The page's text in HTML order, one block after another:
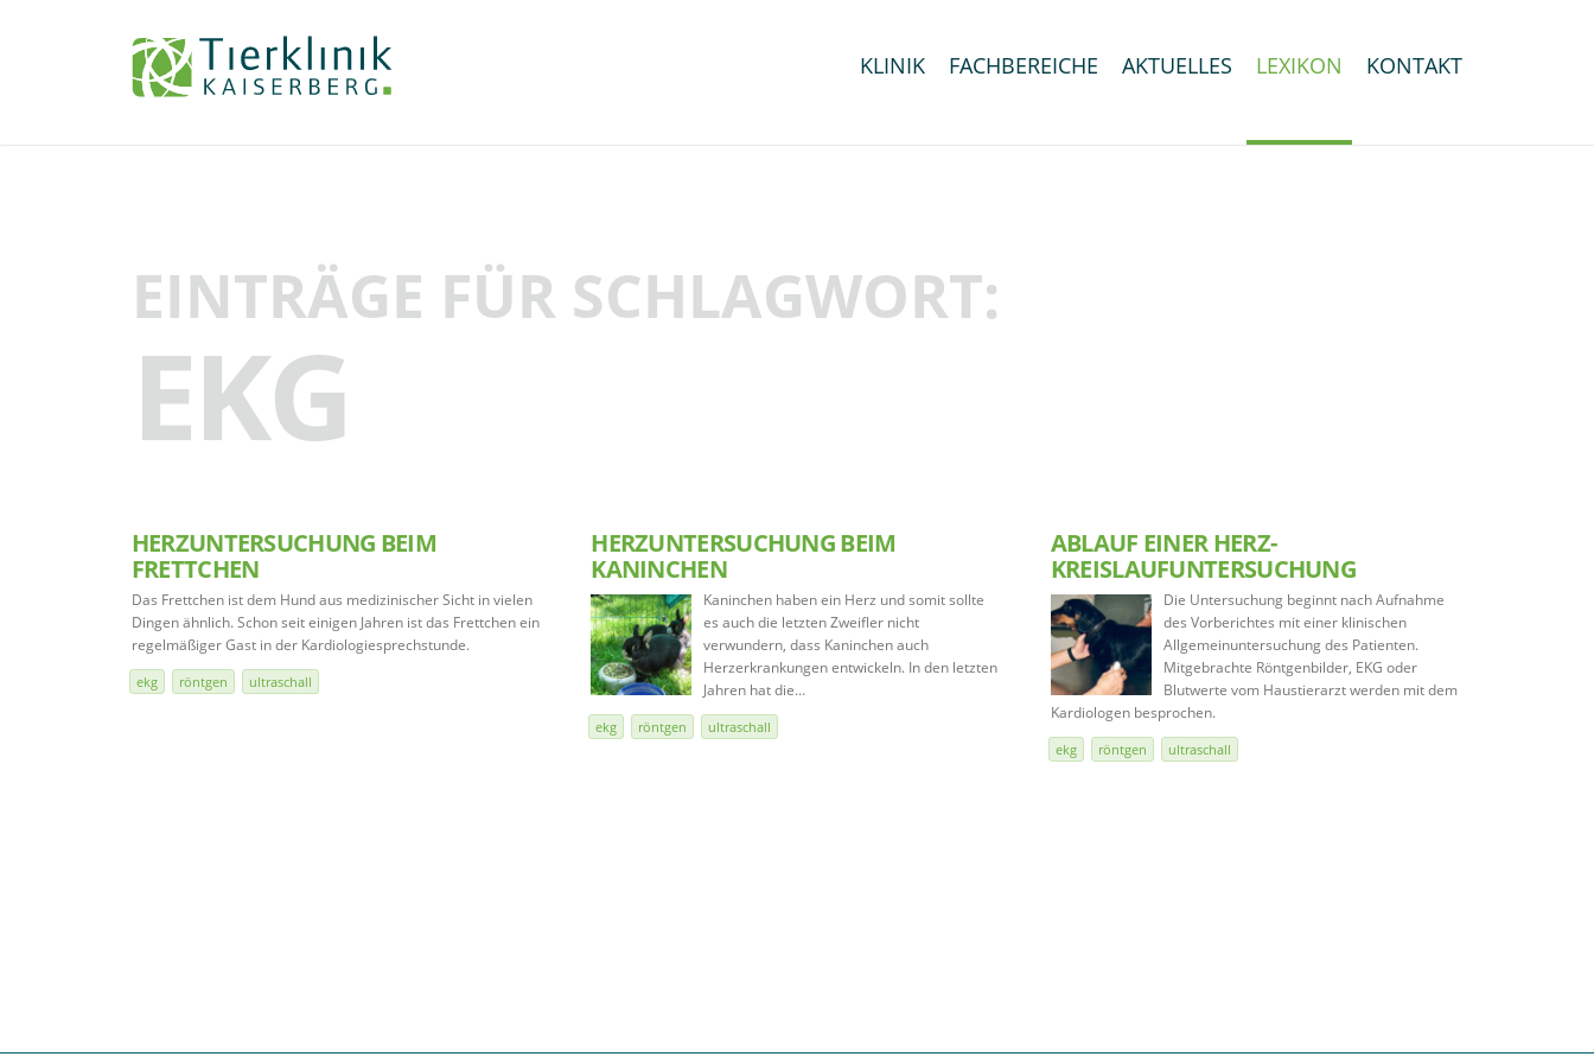
KLINIK FACHBEREICHE AKTUELLES LEXIKON KONTAKT
EINTRÄGE FÜR SCHLAGWORT:
EKG
HERZUNTERSUCHUNG BEIM
FRETTCHEN
Das Frettchen ist dem Hund aus medizinischer Sicht in vielen
Dingen ähnlich. Schon seit einigen Jahren ist das Frettchen ein
regelmäßiger Gast in der Kardiologiesprechstunde.
ekg röntgen ultraschall
HERZUNTERSUCHUNG BEIM
KANINCHEN
Kaninchen haben ein Herz und somit sollte
es auch die letzten Zweifler nicht
verwundern, dass Kaninchen auch
Herzerkrankungen entwickeln. In den letzten
Jahren hat die…
ekg röntgen ultraschall
ABLAUF EINER HERZ-
KREISLAUFUNTERSUCHUNG
Die Untersuchung beginnt nach Aufnahme
des Vorberichtes mit einer klinischen
Allgemeinuntersuchung des Patienten.
Mitgebrachte Röntgenbilder, EKG oder
Blutwerte vom Haustierarzt werden mit dem
Kardiologen besprochen.
ekg röntgen ultraschall